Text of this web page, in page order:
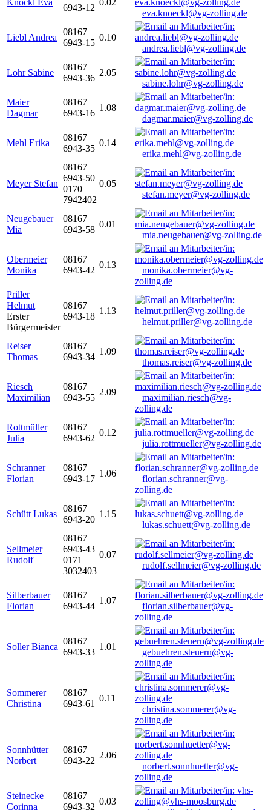
Knöckl Eva
6943-12
0.02
eva.knoeckl@vg-zolling.de
Liebl Andrea
08167
6943-15
0.10
andrea.liebl@vg-zolling.de
Lohr Sabine
08167
6943-36
2.05
sabine.lohr@vg-zolling.de
Maier
Dagmar
08167
6943-16
1.08
dagmar.maier@vg-zolling.de
Mehl Erika
08167
6943-35
0.14
erika.mehl@vg-zolling.de
Meyer Stefan
08167
6943-50
0170
7942402
0.05
stefan.meyer@vg-zolling.de
Neugebauer
Mia
08167
6943-58
0.01
mia.neugebauer@vg-zolling.de
Obermeier
Monika
08167
6943-42
0.13
monika.obermeier@vg-
zolling.de
Priller
Helmut
Erster
Bürgermeister
08167
6943-18
1.13
helmut.priller@vg-zolling.de
Reiser
Thomas
08167
6943-34
1.09
thomas.reiser@vg-zolling.de
Riesch
Maximilian
08167
6943-55
2.09
maximilian.riesch@vg-
zolling.de
Rottmüller
Julia
08167
6943-62
0.12
julia.rottmueller@vg-zolling.de
Schranner
Florian
08167
6943-17
1.06
florian.schranner@vg-
zolling.de
Schütt Lukas
08167
6943-20
1.15
lukas.schuett@vg-zolling.de
Sellmeier
Rudolf
08167
6943-43
0171
3032403
0.07
rudolf.sellmeier@vg-zolling.de
Silberbauer
Florian
08167
6943-44
1.07
florian.silberbauer@vg-
zolling.de
Soller Bianca
08167
6943-33
1.01
gebuehren.steuern@vg-
zolling.de
Sommerer
Christina
08167
6943-61
0.11
christina.sommerer@vg-
zolling.de
Sonnhütter
Norbert
08167
6943-22
2.06
norbert.sonnhuetter@vg-
zolling.de
Steinecke
Corinna
08167
6943-32
0.03